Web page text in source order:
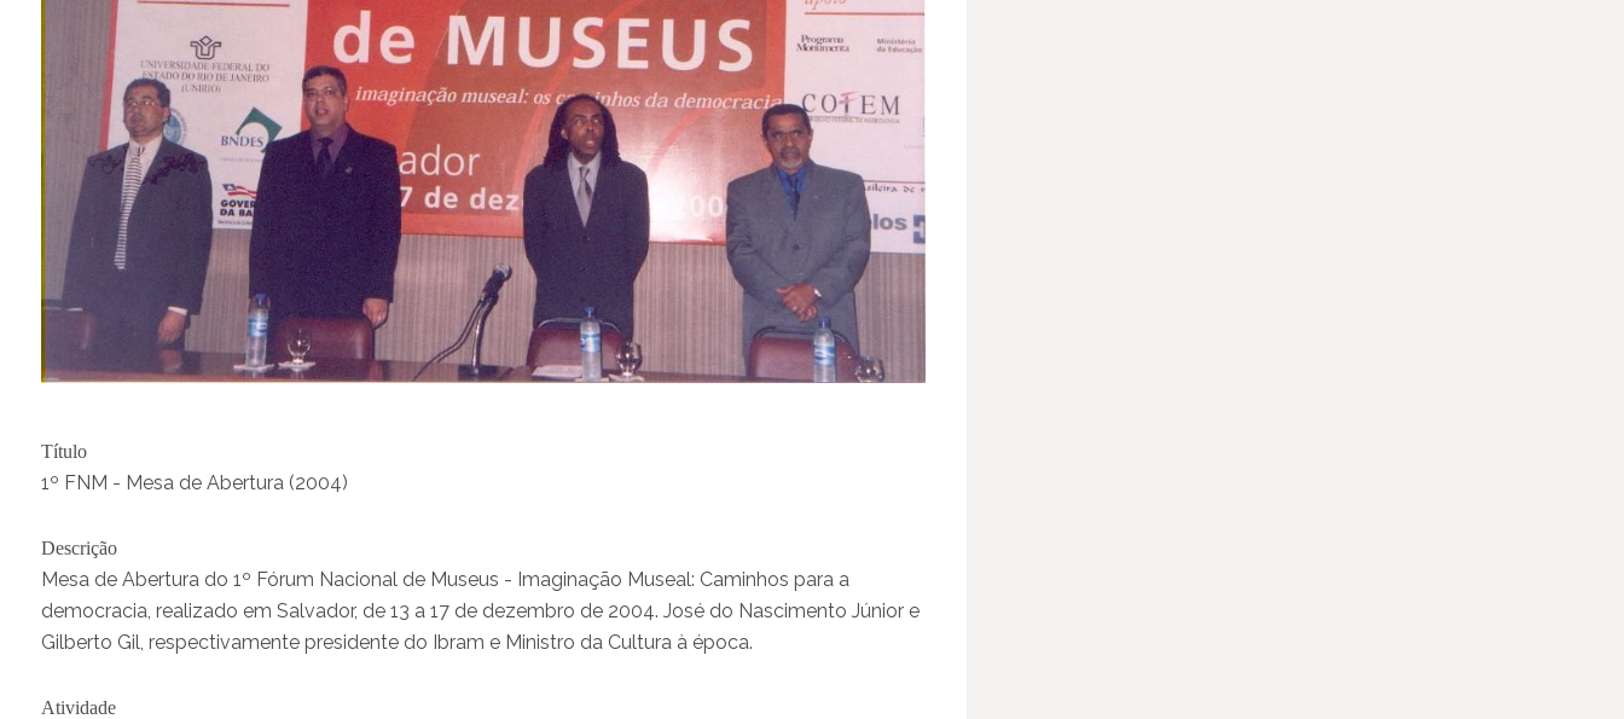
Título
1º FNM - Mesa de Abertura (2004)
Descrição
Mesa de Abertura do 1º Fórum Nacional de Museus - Imaginação Museal: Caminhos para a
democracia, realizado em Salvador, de 13 a 17 de dezembro de 2004. José do Nascimento Júnior e
Gilberto Gil, respectivamente presidente do Ibram e Ministro da Cultura à época.
Atividade